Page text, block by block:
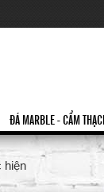
ĐÁ MARBLE - CẨM
hiện